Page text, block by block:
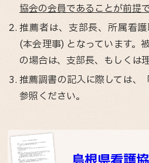
協会の会員であることが前提
推薦者は、支部長、所属看
(本会理事) となっています。
の場合は、支部長、もしくは
推薦調書の記入に際しては、
参照ください。